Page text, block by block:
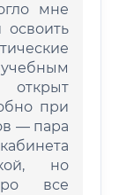
мне
освоить
при
— пара
но
все